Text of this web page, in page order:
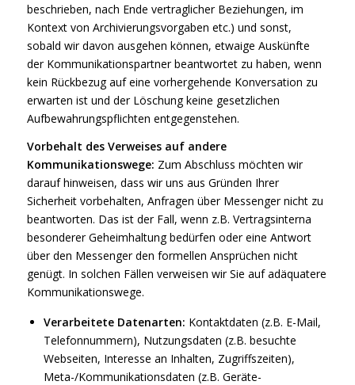
beschrieben, nach Ende vertraglicher Beziehungen, im
Kontext von Archivierungsvorgaben etc.) und sonst,
sobald wir davon ausgehen können, etwaige Auskünfte
der Kommunikationspartner beantwortet zu haben, wenn
kein Rückbezug auf eine vorhergehende Konversation zu
erwarten ist und der Löschung keine gesetzlichen
Aufbewahrungspflichten entgegenstehen.
Vorbehalt des Verweises auf andere
Kommunikationswege: Zum Abschluss möchten wir
darauf hinweisen, dass wir uns aus Gründen Ihrer
Sicherheit vorbehalten, Anfragen über Messenger nicht zu
beantworten. Das ist der Fall, wenn z.B. Vertragsinterna
besonderer Geheimhaltung bedürfen oder eine Antwort
über den Messenger den formellen Ansprüchen nicht
genügt. In solchen Fällen verweisen wir Sie auf adäquatere
Kommunikationswege.
Verarbeitete Datenarten: Kontaktdaten (z.B. E-Mail,
Telefonnummern), Nutzungsdaten (z.B. besuchte
Webseiten, Interesse an Inhalten, Zugriffszeiten),
Meta-/Kommunikationsdaten (z.B. Geräte-